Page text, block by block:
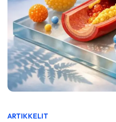
ARTIKKELIT